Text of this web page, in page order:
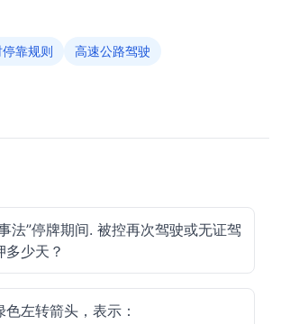
靠规则
高速公路驾驶
法”停牌期间. 被控再次驾驶或无证驾
少天？
左转箭头，表示：